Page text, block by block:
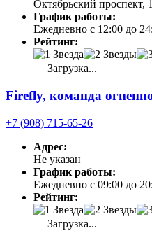
Октябрьский проспект,
График работы:
Ежедневно с 12:00 до
Рейтинг:
Загрузка...
Firefly, команда
+7 (908) 715-65-26
Адрес:
Не указан
График работы:
Ежедневно с 09:00 до
Рейтинг:
Загрузка...